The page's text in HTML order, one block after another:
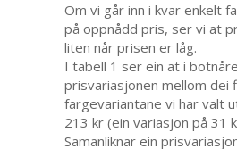
Om vi går inn i kvar enkelt
på oppnådd pris, ser vi at
liten når prisen er låg.
I tabell 1 ser ein at i
prisvariasjonen mellom dei
fargevariantane vi har valt
213 kr (ein variasjon på 31
Samanliknar ein